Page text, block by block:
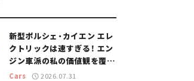
新型ポルシェ・カイエン エレ
クトリックは速すぎる！ エン
ジン車派の私の価値観を覆し
た、新しいポルシェの走り。
Cars 2026.07.31